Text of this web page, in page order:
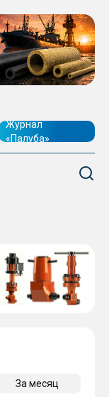
Журнал
«Палуба»
За месяц